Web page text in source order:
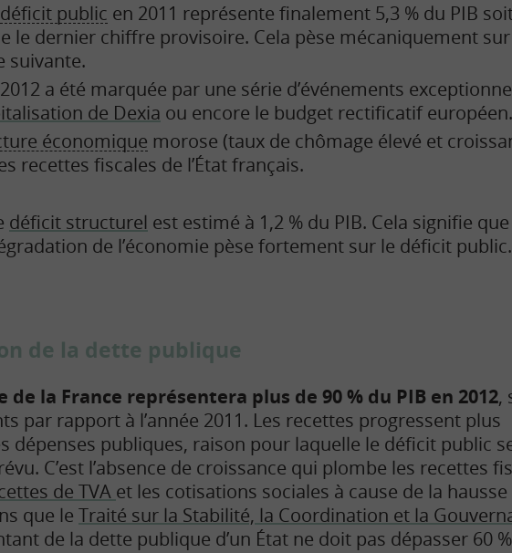
déficit public en 2011 représente finalement 5,3 % du PIB
le dernier chiffre provisoire. Cela pèse mécaniquement
suivante.
2012 a été marquée par une série d’événements
de Dexia ou encore le budget rectificatif européen.
économique morose (taux de chômage élevé et
recettes fiscales de l’État français.
déficit structurel est estimé à 1,2 % du PIB. Cela signifie
de l’économie pèse fortement sur le déficit public.
de la dette publique
la France représentera plus de 90 % du PIB en 2012,
par rapport à l’année 2011. Les recettes progressent plus
dépenses publiques, raison pour laquelle le déficit public
C’est l’absence de croissance qui plombe les recettes
de TVA et les cotisations sociales à cause de la hausse
que le Traité sur la Stabilité, la Coordination et la
de la dette publique d’un État ne doit pas dépasser 60